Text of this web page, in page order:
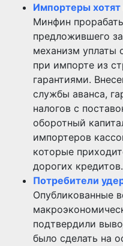
Импортеры хотят
Минфин
предложившего
механизм уплаты
при импорте из
гарантиями.
службы аванса,
налогов с
оборотный
импортеров
которые
дорогих
Потребители
Опубликованные
подтвердили
было сделать на